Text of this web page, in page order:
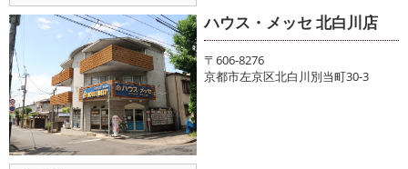
ハウス・メッセ 北白川店
〒606-8276
京都市左京区北白川別当町30-3